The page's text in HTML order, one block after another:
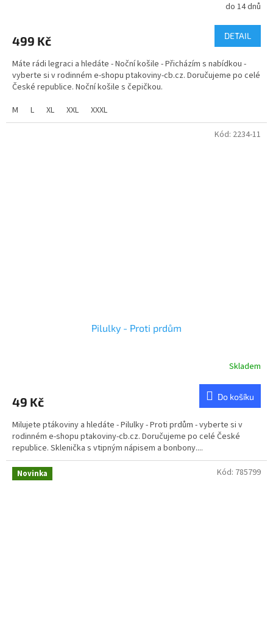
do 14 dnů
499 Kč DETAIL
Máte rádi legraci a hledáte - Noční košile - Přicházím s nabídkou -
vyberte si v rodinném e-shopu ptakoviny-cb.cz. Doručujeme po celé
České republice. Noční košile s čepičkou.
M
L XL XXL XXXL
Pilulky - Proti prdům
je
z
5
hvězdiček.
Skladem
49 Kč Do košíku
Milujete ptákoviny a hledáte - Pilulky - Proti prdům - vyberte si v
rodinném e-shopu ptakoviny-cb.cz. Doručujeme po celé České
republice. Sklenička s vtipným nápisem a bonbony....
Kód: 2234-11
Novinka Kód: 785799